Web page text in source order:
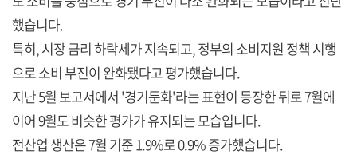
했습니다.
특히, 시장 금리 하락세가 지속되고, 정부의 소비지원 정책 시행
으로 소비 부진이 완화됐다고 평가했습니다.
지난 5월 보고서에서 '경기둔화'라는 표현이 등장한 뒤로 7월에
이어 9월도 비슷한 평가가 유지되는 모습입니다.
전산업 생산은 7월 기준 1.9%로 0.9% 증가했습니다.